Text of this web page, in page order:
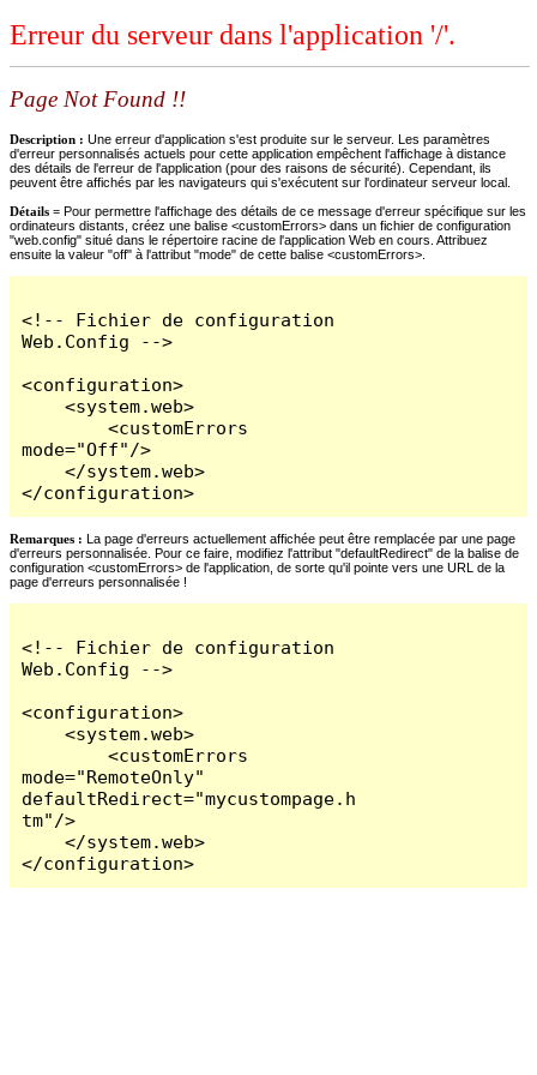
Erreur du serveur dans l'application '/'.
Page Not Found !!
Description : Une erreur d'application s'est produite sur le serveur. Les paramètres
d'erreur personnalisés actuels pour cette application empêchent l'affichage à distance
des détails de l'erreur de l'application (pour des raisons de sécurité). Cependant, ils
peuvent être affichés par les navigateurs qui s'exécutent sur l'ordinateur serveur local.
Détails = Pour permettre l'affichage des détails de ce message d'erreur spécifique sur les
ordinateurs distants, créez une balise <customErrors> dans un fichier de configuration
"web.config" situé dans le répertoire racine de l'application Web en cours. Attribuez
ensuite la valeur "off" à l'attribut "mode" de cette balise <customErrors>.
<!-- Fichier de configuration
Web.Config -->
<configuration>
    <system.web>
        <customErrors
mode="Off"/>
    </system.web>
</configuration>
Remarques : La page d'erreurs actuellement affichée peut être remplacée par une page
d'erreurs personnalisée. Pour ce faire, modifiez l'attribut "defaultRedirect" de la balise de
configuration <customErrors> de l'application, de sorte qu'il pointe vers une URL de la
page d'erreurs personnalisée !
<!-- Fichier de configuration
Web.Config -->
<configuration>
    <system.web>
        <customErrors
mode="RemoteOnly"
defaultRedirect="mycustompage.h
tm"/>
    </system.web>
</configuration>